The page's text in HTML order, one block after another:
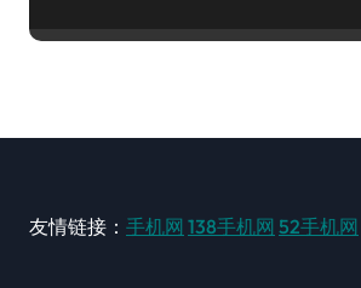
友情链接： 手机网 138手机网 52手机网